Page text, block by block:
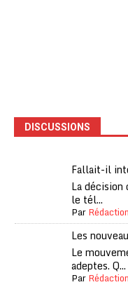
DISCUSSIONS
Fallait-il
La
le tél...
Par
Les
Le
adeptes. Q...
Par